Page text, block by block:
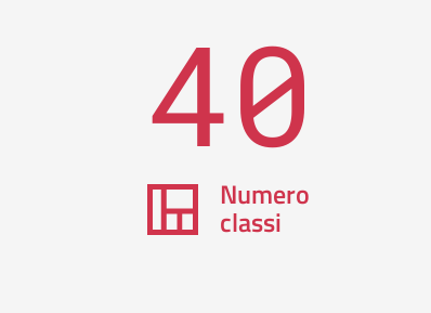
40
Numero
classi